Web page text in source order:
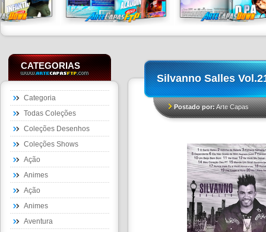
CATEGORIAS
Categoria
Todas Coleções
Coleções Desenhos
Coleções Shows
Ação
Animes
Ação
Animes
Aventura
Silvanno Salles
Postado por:Arte Capas